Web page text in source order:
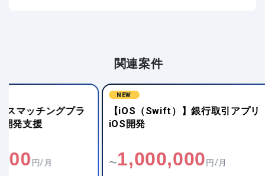
関連案件
【iOS（Swift）】銀行取引アプリ
iOS開発
〜1,000,000円/月
【Java(Spring
〜